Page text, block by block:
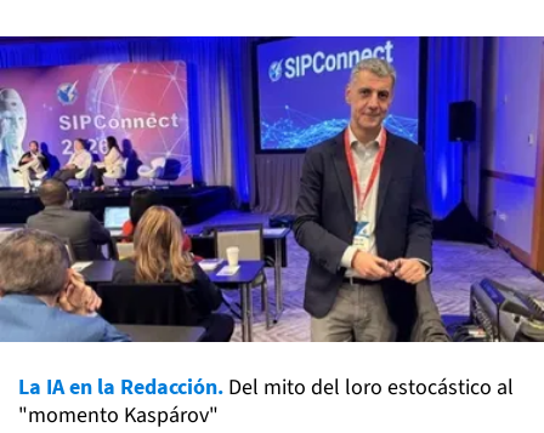
La IA en la Redacción. Del mito del loro estocástico al
"momento Kaspárov"